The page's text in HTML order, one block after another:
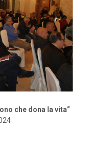
che dona la vita”